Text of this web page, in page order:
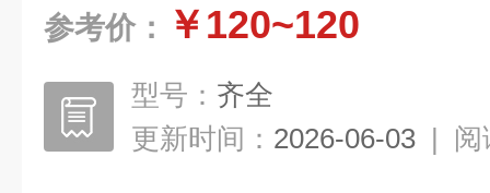
参考价： ￥120~120
型号： 齐全
更新时间： 2026-06-03 | 阅